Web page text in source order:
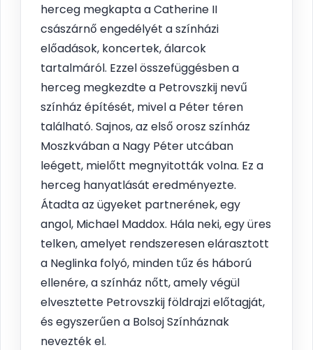
herceg megkapta a Catherine II
császárnő engedélyét a színházi
előadások, koncertek, álarcok
tartalmáról. Ezzel összefüggésben a
herceg megkezdte a Petrovszkij nevű
színház építését, mivel a Péter téren
található. Sajnos, az első orosz színház
Moszkvában a Nagy Péter utcában
leégett, mielőtt megnyitották volna. Ez a
herceg hanyatlását eredményezte.
Átadta az ügyeket partnerének, egy
angol, Michael Maddox. Hála neki, egy üres
telken, amelyet rendszeresen elárasztott
a Neglinka folyó, minden tűz és háború
ellenére, a színház nőtt, amely végül
elvesztette Petrovszkij földrajzi előtagját,
és egyszerűen a Bolsoj Színháznak
nevezték el.